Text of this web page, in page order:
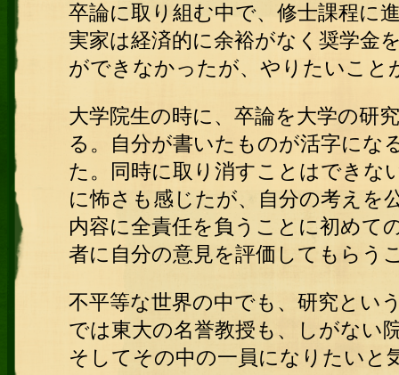
卒論に取り組む中で、修士課程に
実家は経済的に余裕がなく奨学金
ができなかったが、やりたいこと
大学院生の時に、卒論を大学の研
る。
自分が書いたものが活字にな
た。同時に取り消すことはできな
に怖さも感じたが、自分の考えを
内容に全責任を負うことに初めて
者に自分の意見を評価してもらう
不平等な世界の中でも、研究とい
では東大の名誉教授も、しがない
そしてその中の一員になりたいと